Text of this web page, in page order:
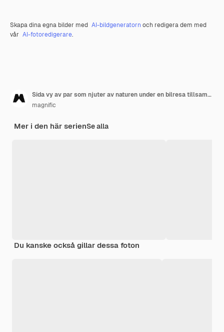
Skapa dina egna bilder med AI-bildgeneratorn och redigera dem med
vår AI-fotoredigerare.
Sida vy av par som njuter av naturen under en bilresa tillsammans
magnific
Mer i den här serienSe alla
Du kanske också gillar dessa foton